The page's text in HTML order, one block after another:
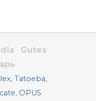
Gutes
,Tatoeba,
, OPUS